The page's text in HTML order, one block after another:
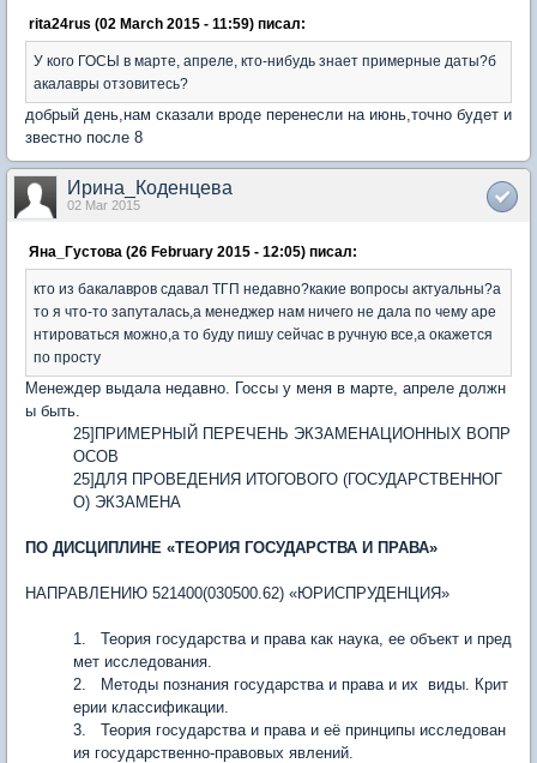
rita24rus (02 March 2015 - 11:59) писал:
У кого ГОСЫ в марте, апреле, кто-нибудь знает примерные даты?б
акалавры отзовитесь?
добрый день,нам сказали вроде перенесли на июнь,точно будет и
звестно после 8
Ирина_Коденцева
02 Mar 2015
Яна_Густова (26 February 2015 - 12:05) писал:
кто из бакалавров сдавал ТГП недавно?какие вопросы актуальны?а
то я что-то запуталась,а менеджер нам ничего не дала по чему аре
нтироваться можно,а то буду пишу сейчас в ручную все,а окажется
по просту
Менеждер выдала недавно. Госсы у меня в марте, апреле должн
ы быть.
25]ПРИМЕРНЫЙ ПЕРЕЧЕНЬ ЭКЗАМЕНАЦИОННЫХ ВОПР
ОСОВ
25]ДЛЯ ПРОВЕДЕНИЯ ИТОГОВОГО (ГОСУДАРСТВЕННОГ
О) ЭКЗАМЕНА
ПО ДИСЦИПЛИНЕ «ТЕОРИЯ ГОСУДАРСТВА И ПРАВА»
НАПРАВЛЕНИЮ 521400(030500.62) «ЮРИСПРУДЕНЦИЯ»
1. Теория государства и права как наука, ее объект и пред
мет исследования.
2. Методы познания государства и права и их виды. Крит
ерии классификации.
3. Теория государства и права и её принципы исследован
ия государственно-правовых явлений.